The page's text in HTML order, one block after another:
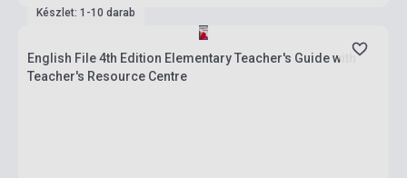
Készlet: 1-10 darab
English File 4th Edition Elementary Teacher's Guide with
Teacher's Resource Centre